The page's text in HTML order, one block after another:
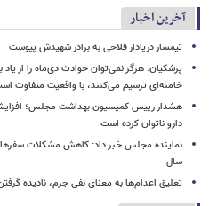
آخرین اخبار
تیمسار دریادار فلاحی به برادر شهیدش پیوست
پزشکیان: هرگز نمی‌توان حوادث دی‌ماه را از
خامنه‌ای ترسیم می‌کنند، با واقعیت متفاوت
هشدار رییس کمیسیون بهداشت مجلس؛ افزایش
دارو ناتوان کرده است
سال
تعلیق اعدام‌ها به معنای نفی جرم، نادیده